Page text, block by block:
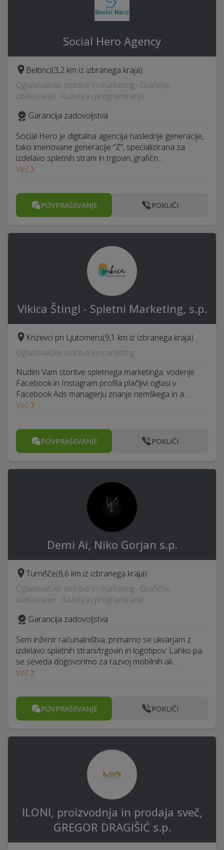
Social Hero Agency
Beltinci(3,2 km iz izbranega kraja)
Oglaševalske storitve in marketing · Grafično
oblikovanje · Razvoj in programiranje
Garancija zadovoljstva
Social Hero je digitalna agencija naslednje generacije,
tako imenovane generacije “Z”, specializirana za
izdelavo spletnih strani in trgovin, grafičn…
Več
POVPRAŠEVANJE POKLIČI
Vikica Štingl - Spletni Marketing, s.p.
Krizevci pri Ljutomeru(9,1 km iz izbranega kraja)
Oglaševalske storitve in marketing
Nudim Vam storitve spletnega marketinga: vodenje
Facebook in Instagram profila plačljivi oglasi v
Facebook Ads managerju znanje nemškega in a…
Več
POVPRAŠEVANJE POKLIČI
Demi Ai, Niko Gorjan s.p.
Turnišče(6,6 km iz izbranega kraja)
Oglaševalske storitve in marketing · Grafično
oblikovanje · Razvoj in programiranje
Garancija zadovoljstva
Sem inženir računalništva, primarno se ukvarjam z
izdelavo spletnih strani/trgovin in logotipov. Lahko pa
se seveda dogovorimo za razvoj mobilnih ali…
Več
POVPRAŠEVANJE POKLIČI
ILONI, proizvodnja in prodaja sveč,
GREGOR DRAGIŠIĆ s.p.